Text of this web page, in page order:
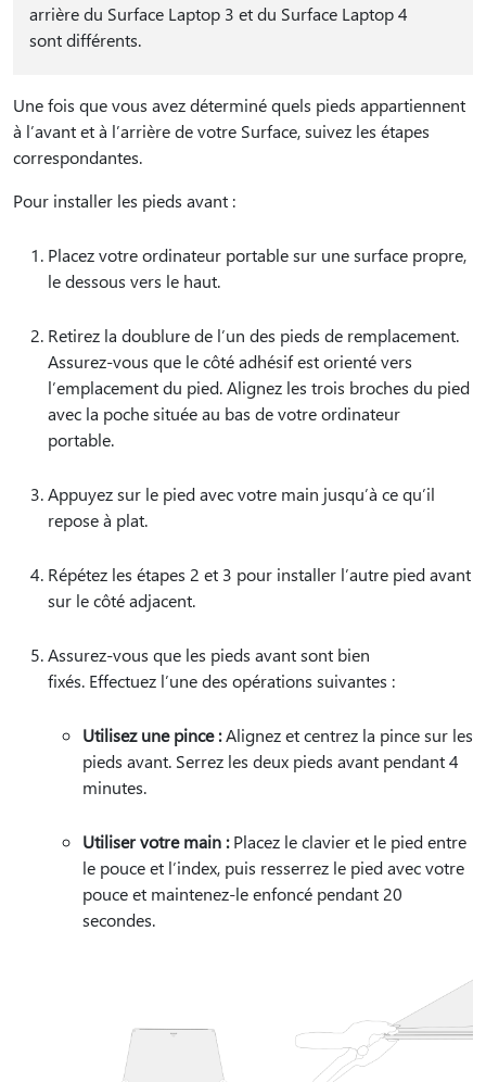
arrière du Surface Laptop 3 et du Surface Laptop 4
sont différents.
Une fois que vous avez déterminé quels pieds appartiennent
à l’avant et à l’arrière de votre Surface, suivez les étapes
correspondantes.
Pour installer les pieds avant :
Placez votre ordinateur portable sur une surface propre,
le dessous vers le haut.
Retirez la doublure de l’un des pieds de remplacement.
Assurez-vous que le côté adhésif est orienté vers
l’emplacement du pied. Alignez les trois broches du pied
avec la poche située au bas de votre ordinateur
portable.
Appuyez sur le pied avec votre main jusqu’à ce qu’il
repose à plat.
Répétez les étapes 2 et 3 pour installer l’autre pied avant
sur le côté adjacent.
Assurez-vous que les pieds avant sont bien
fixés. Effectuez l’une des opérations suivantes :
Utilisez une pince :Alignez et centrez la pince sur les
pieds avant. Serrez les deux pieds avant pendant 4
minutes.
Utiliser votre main :Placez le clavier et le pied entre
le pouce et l’index, puis resserrez le pied avec votre
pouce et maintenez-le enfoncé pendant 20
secondes.